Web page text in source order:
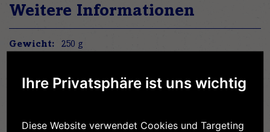
Ihre Privatsphäre ist uns wichtig
Diese Website verwendet Cookies und Targeting
Weitere Informationen
Weitere
250 g
Nein
659 kJ / 159 kcal
10 g